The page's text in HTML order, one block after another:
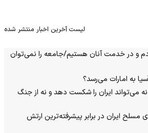
لیست آخرین اخبار منتشر شده
و در خدمت آنان هستیم/جامعه را نمی‌توان
به امارات می‌رسد؟
نه می‌تواند ایران را شکست دهد و نه از جنگ
مسلح ایران در برابر پیشرفته‌ترین ارتش